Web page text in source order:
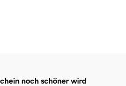
noch schöner wird